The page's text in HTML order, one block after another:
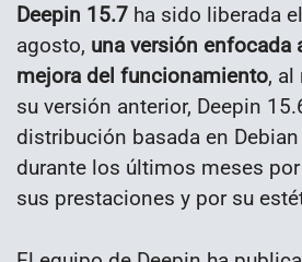
Deepin 15.7 ha sido liberada
agosto, una versión enfocada
mejora del funcionamiento, al
su versión anterior, Deepin
distribución basada en
durante los últimos meses
sus prestaciones y por su